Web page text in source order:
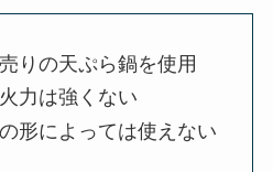
りの天ぷら鍋を使用
力は強くない
形によっては使えない